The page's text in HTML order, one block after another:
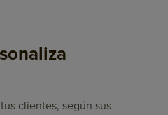
clientes, según sus